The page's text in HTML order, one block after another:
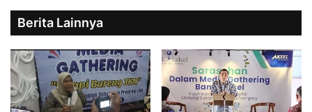
Berita Lainnya